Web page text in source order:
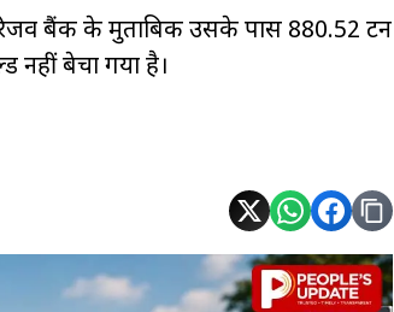
बैंक के मुताबिक उसके पास 880.52 टन
नहीं बेचा गया है।